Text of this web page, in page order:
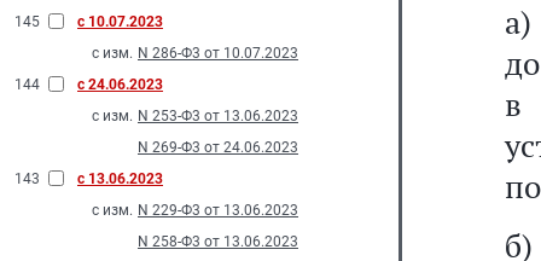
145
с 10.07.2023
с изм. N 286-Ф3 от 10.07.2023
144
с 24.06.2023
с изм. N 253-Ф3 от 13.06.2023
N 269-Ф3 от 24.06.2023
143
с 13.06.2023
с изм. N 229-Ф3 от 13.06.2023
N 258-Ф3 от 13.06.2023
в